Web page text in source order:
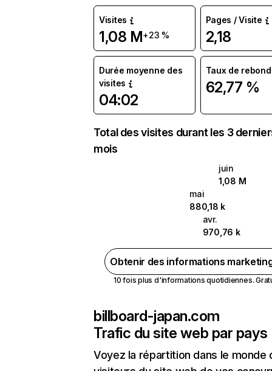
Visites
1,08 M+23 %
Pages / Visite
2,18
Durée moyenne des
visites
04:02
Taux de rebond
62,77 %
Total des visites durant les 3
mois
juin
1,08 M
mai
880,18 k
avr.
970,76 k
Obtenir des informations
10 fois plus d'informations quotidiennes.
billboard-japan.com
Trafic du site web par pays
Voyez la répartition dans le monde